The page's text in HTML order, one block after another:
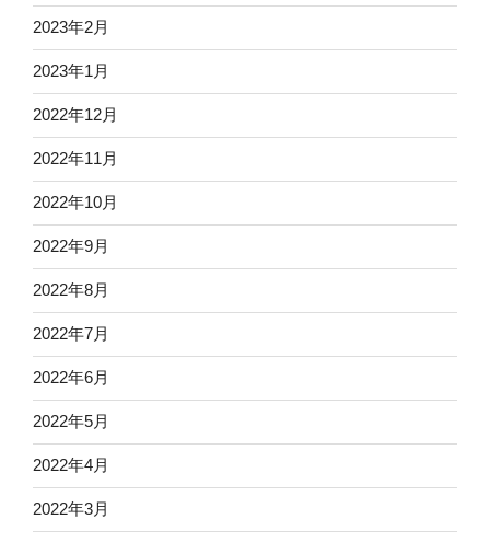
2023年2月
2023年1月
2022年12月
2022年11月
2022年10月
2022年9月
2022年8月
2022年7月
2022年6月
2022年5月
2022年4月
2022年3月